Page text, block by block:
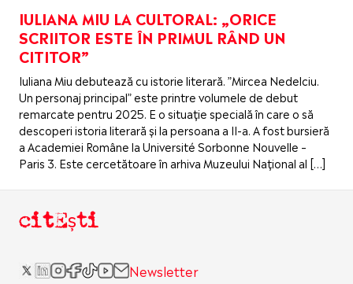
IULIANA MIU LA CULTORAL: „ORICE
SCRIITOR ESTE ÎN PRIMUL RÂND UN
CITITOR”
Iuliana Miu debutează cu istorie literară. ”Mircea Nedelciu.
Un personaj principal” este printre volumele de debut
remarcate pentru 2025. E o situație specială în care o să
descoperi istoria literară și la persoana a II-a. A fost bursieră
a Academiei Române la Université Sorbonne Nouvelle –
Paris 3. Este cercetătoare în arhiva Muzeului Național al […]
citEști
Newsletter